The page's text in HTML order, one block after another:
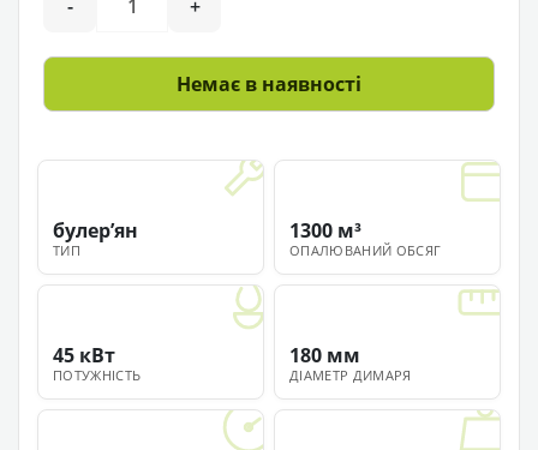
-
+
Немає в наявності
ТИП
булерʼян
ОПАЛЮВАНИЙ ОБСЯГ
1300 м³
ПОТУЖНІСТЬ
45 кВт
ДІАМЕТР ДИМАРЯ
180 мм